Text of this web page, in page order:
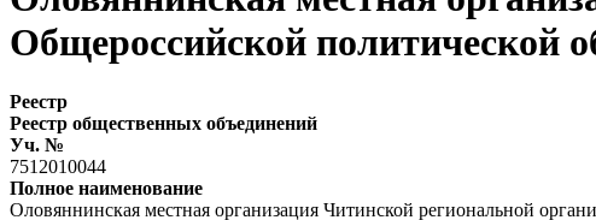
Общероссийской политической
Реестр
Реестр общественных объединений
Уч. №
7512010044
Полное наименование
Оловяннинская местная организация Читинской региональной